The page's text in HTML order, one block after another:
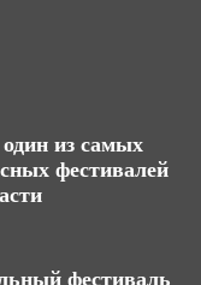
из самых
фестивалей
фестиваль